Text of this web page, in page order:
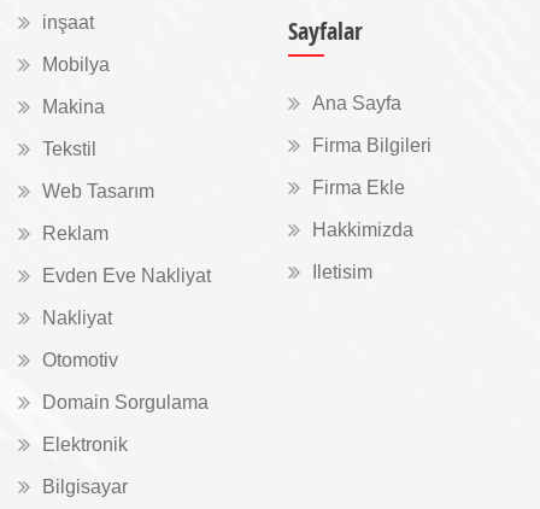
inşaat
Mobilya
Makina
Tekstil
Web Tasarım
Reklam
Evden Eve Nakliyat
Nakliyat
Otomotiv
Domain Sorgulama
Elektronik
Bilgisayar
Sayfalar
Ana Sayfa
Firma Bilgileri
Firma Ekle
Hakkimizda
Iletisim